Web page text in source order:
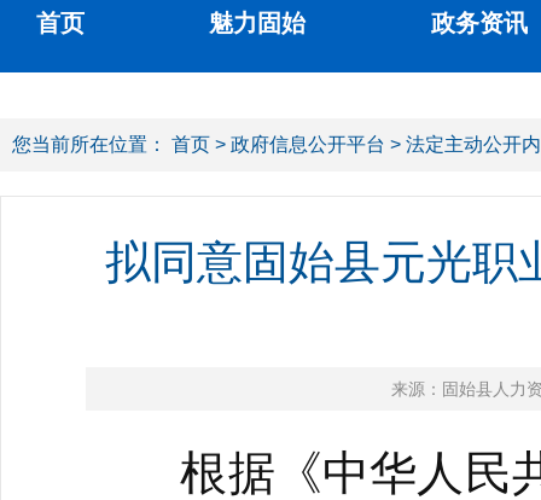
首页 魅力固始 政务资讯
您当前所在位置： 首页 > 政府信息公开平台 > 法定主动公开
拟同意固始县元光职
来源：固始县人力
根据《中华人民共